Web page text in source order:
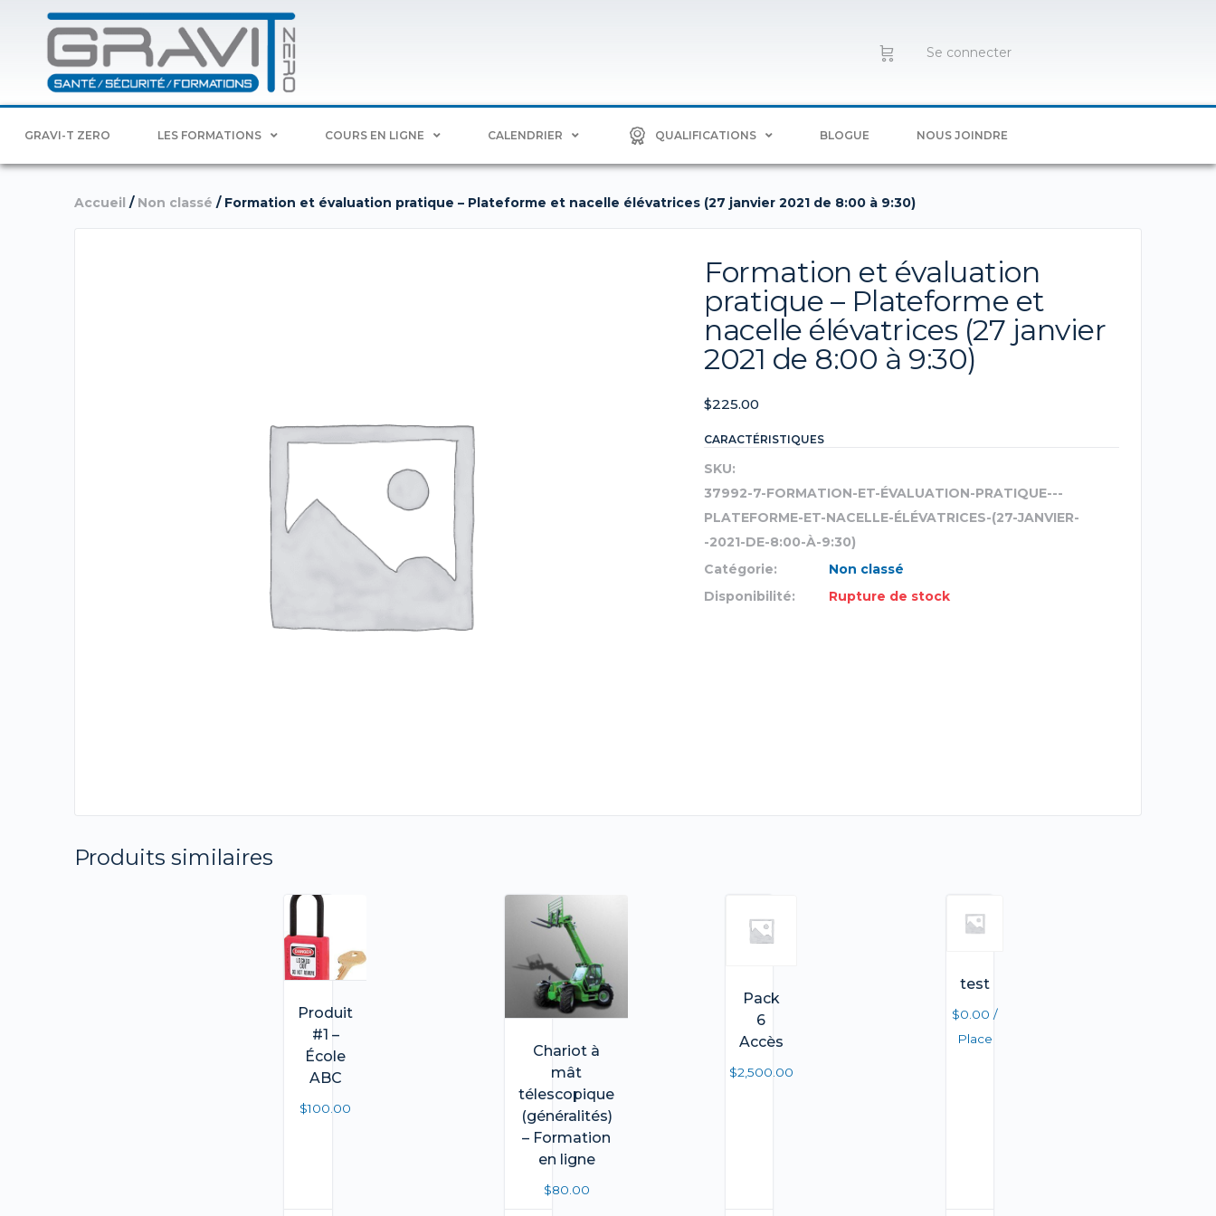
Se connecter
GRAVI-T ZERO LES FORMATIONS COURS EN LIGNE CALENDRIER QUALIFICATIONS BLOGUE NOUS JOINDRE
Accueil / Non classé / Formation et évaluation pratique – Plateforme et nacelle élévatrices (27 janvier 2021 de 8:00 à 9:30)
Formation et évaluation
pratique – Plateforme et
nacelle élévatrices (27 janvier
2021 de 8:00 à 9:30)
$225.00
CARACTÉRISTIQUES
SKU:
37992-7-FORMATION-ET-ÉVALUATION-PRATIQUE---
PLATEFORME-ET-NACELLE-ÉLÉVATRICES-(27-JANVIER-
-2021-DE-8:00-À-9:30)
Catégorie:
Non classé
Disponibilité:
Rupture de stock
Produits similaires
Produit
#1 –
École
ABC
$100.00
Chariot à
mât
télescopique
(généralités)
– Formation
en ligne
$80.00
Pack
6
Accès
$2,500.00
test
$0.00 /
Place